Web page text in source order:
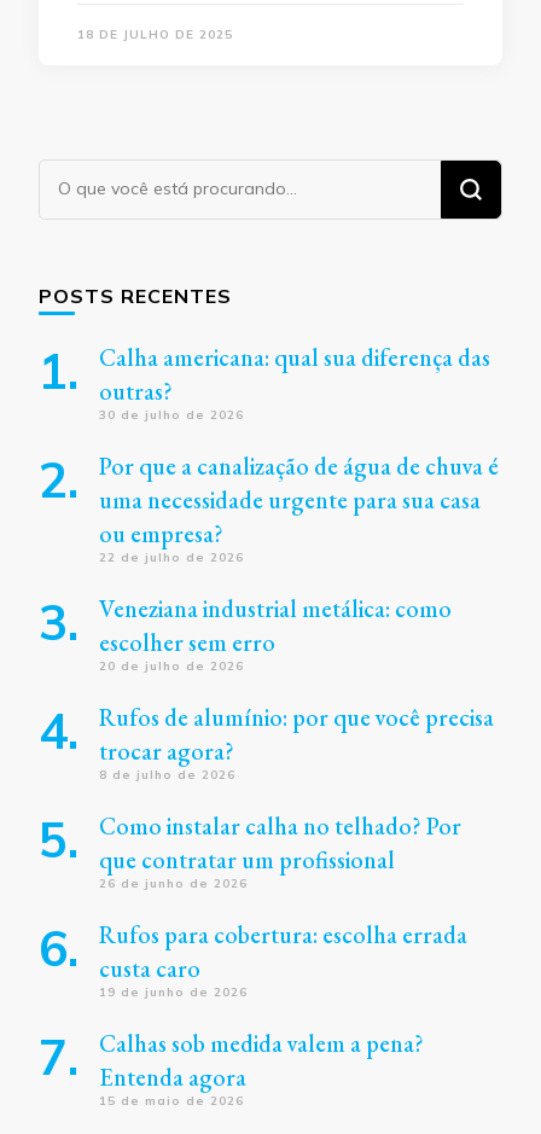
18 DE JULHO DE 2025
POSTS RECENTES
Calha americana: qual sua diferença das
outras?
30 de julho de 2026
Por que a canalização de água de chuva é
uma necessidade urgente para sua casa
ou empresa?
22 de julho de 2026
Veneziana industrial metálica: como
escolher sem erro
20 de julho de 2026
Rufos de alumínio: por que você precisa
trocar agora?
8 de julho de 2026
Como instalar calha no telhado? Por
que contratar um profissional
26 de junho de 2026
Rufos para cobertura: escolha errada
custa caro
19 de junho de 2026
Calhas sob medida valem a pena?
Entenda agora
15 de maio de 2026